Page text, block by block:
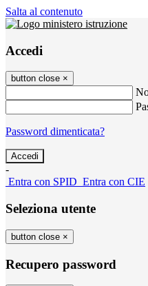
Salta al contenuto
Accedi
button close ×
Password dimenticata?
-
Entra con SPID Entra con CIE
Seleziona utente
button close ×
Recupero password